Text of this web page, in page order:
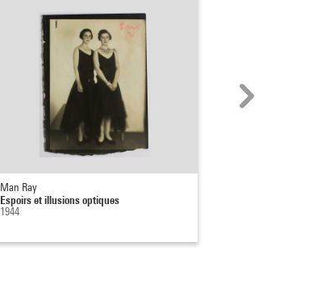
Man Ray
Espoirs et illusions optiques
1944